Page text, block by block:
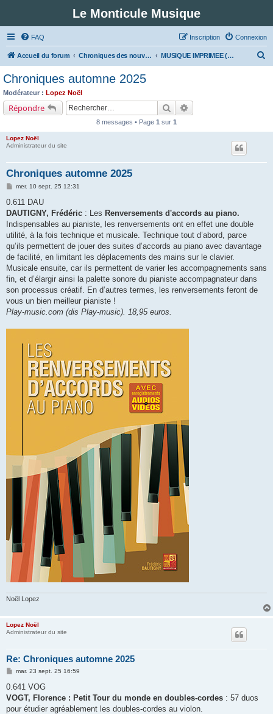
Le Monticule Musique
FAQ Connexion
Inscription
Accueil du forum Chroniques des nouveautés musicales : Pour voir les visuels des notices vous devez vous enregistrer. MUSIQUE IMPRIMEE (Classe 0 - Sciences et techniques musicales)
Chroniques automne 2025
Modérateur : Lopez Noël
Répondre Rechercher
8 messages • Page 1 sur 1
Lopez Noël
Administrateur du site
Chroniques automne 2025
M
s
a
g
mer. 10 sept. 25 12:31
0.611 DAU
DAUTIGNY, Frédéric : Les Renversements d'accords au piano.
Indispensables au pianiste, les renversements ont en effet une double
utilité, à la fois technique et musicale. Technique tout d’abord, parce
qu’ils permettent de jouer des suites d’accords au piano avec davantage
de facilité, en limitant les déplacements des mains sur le clavier.
Musicale ensuite, car ils permettent de varier les accompagnements sans
fin, et d’élargir ainsi la palette sonore du pianiste accompagnateur dans
son processus créatif. En d’autres termes, les renversements feront de
vous un bien meilleur pianiste !
Play-music.com (dis Play-music). 18,95 euros.
Noël Lopez
Lopez Noël
Administrateur du site
Re: Chroniques automne 2025
M
s
a
g
mar. 23 sept. 25 16:59
0.641 VOG
VOGT, Florence : Petit Tour du monde en doubles-cordes : 57 duos
pour étudier agréablement les doubles-cordes au violon.